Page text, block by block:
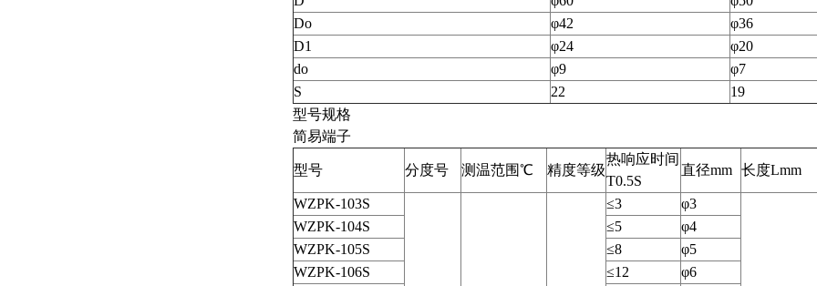
Do
φ42
φ36
D1
φ24
φ20
do
φ9
φ7
S
22 19
型号规格
简易端子
型号 分度号 测温范围℃ 精度等级
热响应时间
T0.5S
直径mm 长度Lmm
WZPK-103S
≤3 φ3
WZPK-104S ≤5
φ4
WZPK-105S
≤8
φ5
WZPK-106S
≤12
φ6